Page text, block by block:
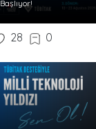
Başlıyor!
28 0